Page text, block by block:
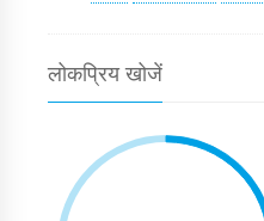
लोकप्रिय खोजें